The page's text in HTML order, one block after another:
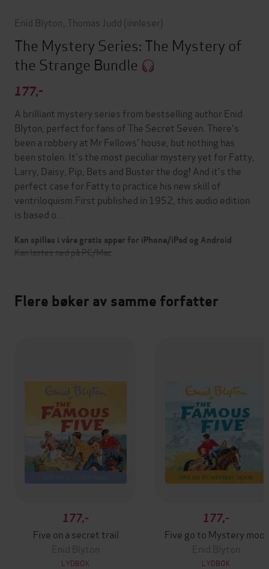
Enid Blyton Thomas Judd (innleser)
The Mystery Series: The Mystery of
the Strange Bundle
177,-
A brilliant mystery series from bestselling author Enid
Blyton, perfect for fans of The Secret Seven. There's
been a robbery at Mr Fellows' house, but nothing has
been stolen. It's the most peculiar mystery yet for Fatty,
Larry, Daisy, Pip, Bets and Buster the dog! And it's the
perfect case for Fatty to practice his new skill of
ventriloquism.First published in 1952, this audio edition
is based o…
Kan spilles i våre gratis apper for iPhone/iPad og Android
Kan lastes ned på PC/Mac
Flere bøker av samme forfatter
177,-
Five on a secret trail
Enid Blyton
LYDBOK
177,-
Five go to Mystery moor
Enid Blyton
LYDBOK